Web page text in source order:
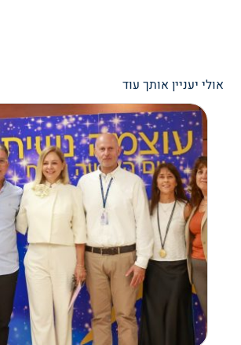
אולי יעניין אותך עוד